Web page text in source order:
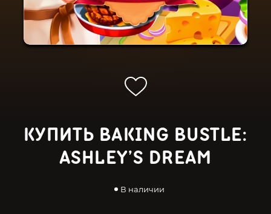
КУПИТЬ BAKING BUSTLE:
ASHLEY’S DREAM
В наличии